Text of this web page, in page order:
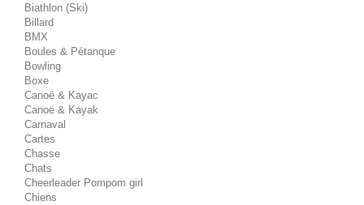
Biathlon (Ski)
Billard
BMX
Boules & Pétanque
Bowling
Boxe
Canoë & Kayac
Canoë & Kayak
Carnaval
Cartes
Chasse
Chats
Cheerleader Pompom girl
Chiens